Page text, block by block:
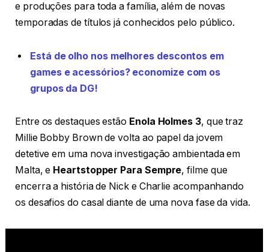
e produções para toda a família, além de novas
temporadas de títulos já conhecidos pelo público.
Está de olho nos melhores descontos em
games e acessórios? economize com os
grupos da DG!
Entre os destaques estão Enola Holmes 3, que traz
Millie Bobby Brown de volta ao papel da jovem
detetive em uma nova investigação ambientada em
Malta, e Heartstopper Para Sempre, filme que
encerra a história de Nick e Charlie acompanhando
os desafios do casal diante de uma nova fase da vida.